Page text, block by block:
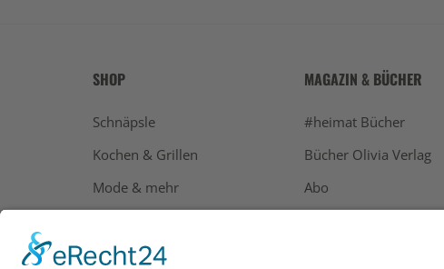
SHOP
Schnäpsle
Kochen & Grillen
Mode & mehr
MAGAZIN & BÜCHER
#heimat Bücher
Bücher Olivia Verlag
Abo